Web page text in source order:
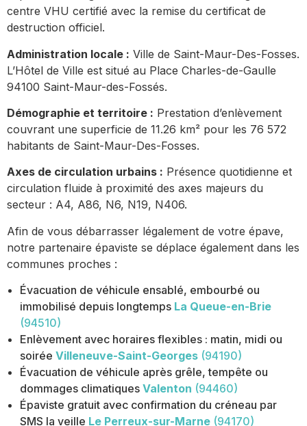
centre VHU certifié avec la remise du certificat de
destruction officiel.
Administration locale : Ville de Saint-Maur-Des-Fosses.
L’Hôtel de Ville est situé au Place Charles-de-Gaulle
94100 Saint-Maur-des-Fossés.
Démographie et territoire : Prestation d’enlèvement
couvrant une superficie de 11.26 km² pour les 76 572
habitants de Saint-Maur-Des-Fosses.
Axes de circulation urbains : Présence quotidienne et
circulation fluide à proximité des axes majeurs du
secteur : A4, A86, N6, N19, N406.
Afin de vous débarrasser légalement de votre épave,
notre partenaire épaviste se déplace également dans les
communes proches :
Évacuation de véhicule ensablé, embourbé ou
immobilisé depuis longtemps La Queue-en-Brie
(94510)
Enlèvement avec horaires flexibles : matin, midi ou
soirée Villeneuve-Saint-Georges (94190)
Évacuation de véhicule après grêle, tempête ou
dommages climatiques Valenton (94460)
Épaviste gratuit avec confirmation du créneau par
SMS la veille Le Perreux-sur-Marne (94170)